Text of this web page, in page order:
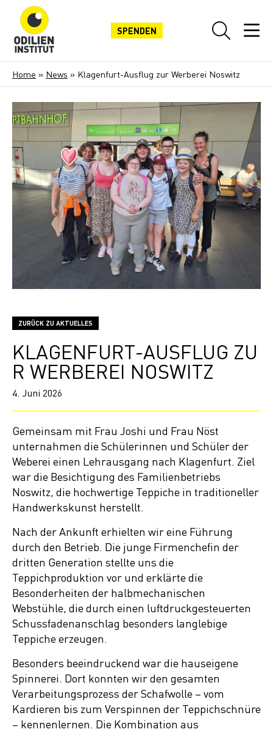
SPENDEN
Home » News » Klagenfurt-Ausflug zur Werberei Noswitz
ZURÜCK ZU AKTUELLES
KLAGENFURT-AUSFLUG ZU
R WERBEREI NOSWITZ
4. Juni 2026
Gemeinsam mit Frau Joshi und Frau Nöst
unternahmen die Schülerinnen und Schüler der
Weberei einen Lehrausgang nach Klagenfurt. Ziel
war die Besichtigung des Familienbetriebs
Noswitz, die hochwertige Teppiche in traditioneller
Handwerkskunst herstellt.
Nach der Ankunft erhielten wir eine Führung
durch den Betrieb. Die junge Firmenchefin der
dritten Generation stellte uns die
Teppichproduktion vor und erklärte die
Besonderheiten der halbmechanischen
Webstühle, die durch einen luftdruckgesteuerten
Schussfadenanschlag besonders langlebige
Teppiche erzeugen.
Besonders beeindruckend war die hauseigene
Spinnerei. Dort konnten wir den gesamten
Verarbeitungsprozess der Schafwolle – vom
Kardieren bis zum Verspinnen der Teppichschnüre
– kennenlernen. Die Kombination aus